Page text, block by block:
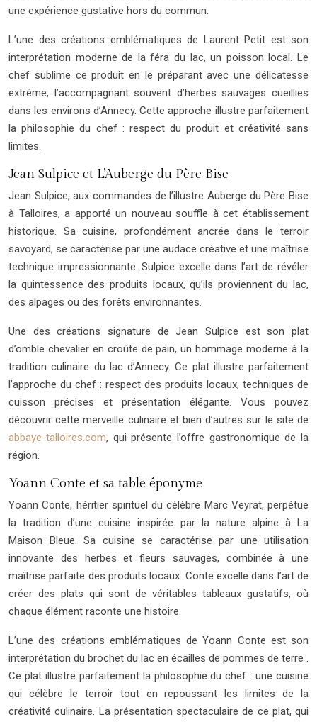
une expérience gustative hors du commun.
L’une des créations emblématiques de Laurent Petit est son
interprétation moderne de la féra du lac, un poisson local. Le
chef sublime ce produit en le préparant avec une délicatesse
extrême, l’accompagnant souvent d’herbes sauvages cueillies
dans les environs d’Annecy. Cette approche illustre parfaitement
la philosophie du chef : respect du produit et créativité sans
limites.
Jean Sulpice et L’Auberge du Père Bise
Jean Sulpice, aux commandes de l’illustre Auberge du Père Bise
à Talloires, a apporté un nouveau souffle à cet établissement
historique. Sa cuisine, profondément ancrée dans le terroir
savoyard, se caractérise par une audace créative et une maîtrise
technique impressionnante. Sulpice excelle dans l’art de révéler
la quintessence des produits locaux, qu’ils proviennent du lac,
des alpages ou des forêts environnantes.
Une des créations signature de Jean Sulpice est son plat
d’omble chevalier en croûte de pain, un hommage moderne à la
tradition culinaire du lac d’Annecy. Ce plat illustre parfaitement
l’approche du chef : respect des produits locaux, techniques de
cuisson précises et présentation élégante. Vous pouvez
découvrir cette merveille culinaire et bien d’autres sur le site de
abbaye-talloires.com, qui présente l’offre gastronomique de la
région.
Yoann Conte et sa table éponyme
Yoann Conte, héritier spirituel du célèbre Marc Veyrat, perpétue
la tradition d’une cuisine inspirée par la nature alpine à La
Maison Bleue. Sa cuisine se caractérise par une utilisation
innovante des herbes et fleurs sauvages, combinée à une
maîtrise parfaite des produits locaux. Conte excelle dans l’art de
créer des plats qui sont de véritables tableaux gustatifs, où
chaque élément raconte une histoire.
L’une des créations emblématiques de Yoann Conte est son
interprétation du brochet du lac en écailles de pommes de terre .
Ce plat illustre parfaitement la philosophie du chef : une cuisine
qui célèbre le terroir tout en repoussant les limites de la
créativité culinaire. La présentation spectaculaire de ce plat, qui